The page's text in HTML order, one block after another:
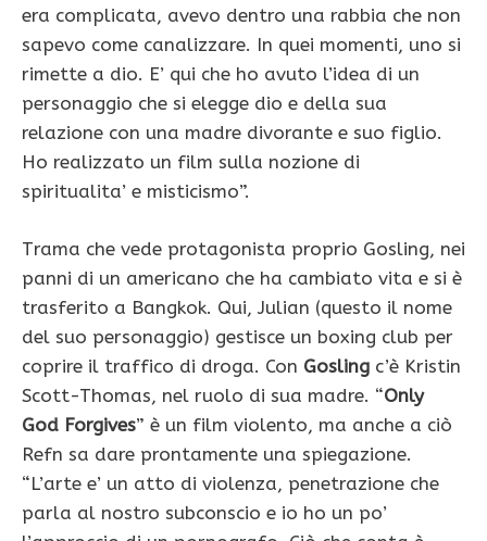
era complicata, avevo dentro una rabbia che non
sapevo come canalizzare. In quei momenti, uno si
rimette a dio. E’ qui che ho avuto l’idea di un
personaggio che si elegge dio e della sua
relazione con una madre divorante e suo figlio.
Ho realizzato un film sulla nozione di
spiritualita’ e misticismo”.
Trama che vede protagonista proprio Gosling, nei
panni di un americano che ha cambiato vita e si è
trasferito a Bangkok. Qui, Julian (questo il nome
del suo personaggio) gestisce un boxing club per
coprire il traffico di droga. Con Gosling c’è Kristin
Scott-Thomas, nel ruolo di sua madre. “Only
God Forgives” è un film violento, ma anche a ciò
Refn sa dare prontamente una spiegazione.
“L’arte e’ un atto di violenza, penetrazione che
parla al nostro subconscio e io ho un po’